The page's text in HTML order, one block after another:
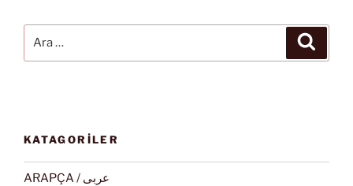
KATAGORİLER
ARAPÇA / عربى